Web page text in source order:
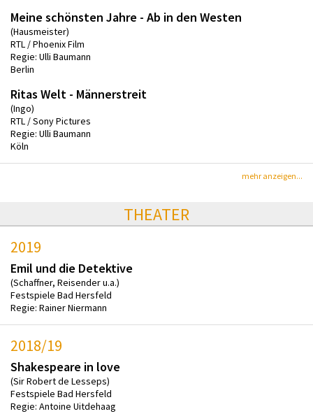
Meine schönsten Jahre - Ab in den Westen
(Hausmeister)
RTL / Phoenix Film
Regie: Ulli Baumann
Berlin
Ritas Welt - Männerstreit
(Ingo)
RTL / Sony Pictures
Regie: Ulli Baumann
Köln
mehr anzeigen...
THEATER
2019
Emil und die Detektive
(Schaffner, Reisender u.a.)
Festspiele Bad Hersfeld
Regie: Rainer Niermann
2018/19
Shakespeare in love
(Sir Robert de Lesseps)
Festspiele Bad Hersfeld
Regie: Antoine Uitdehaag